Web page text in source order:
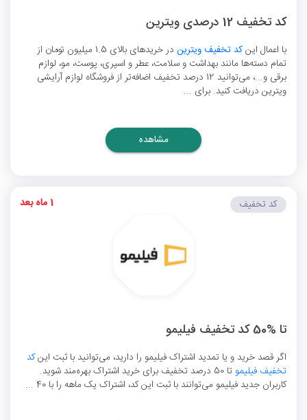
کد تخفیف 12 درصدی ویترین
با اعمال اینکد تخفیف ویترین
در خریدهای بالای 1.5 میلیون تومان از
تمام دسته‌ها مانند بهداشت و سلامت، عطر و اسپری، پوست، مو، لوازم
برقی و...، می‌توانید 12 درصد تخفیف اضافه‌تر از فروشگاه لوازم آرایشی
ویترین دریافت کنید. برای ...
مشاهده
تا %50 کد تخفیف فیلیمو
اگر قصد خرید و یا تمدید اشتراک فیلیمو را دارید، می‌توانید با ثبت اینکد
تخفیف فیلیمو
تا 50 درصد تخفیف برای خرید اشتراک بهره‌مند شوید.
کاربران جدید فیلیمو می‌توانند با ثبت این کد، اشتراک یک ماهه را با 40 ...
کد تخفیف 1 ماه بعد